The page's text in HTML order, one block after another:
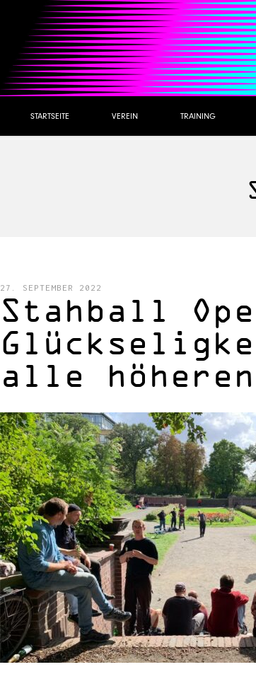
STARTSEITE VEREIN TRAINING
27. SEPTEMBER 2022
Stahball
alle höheren